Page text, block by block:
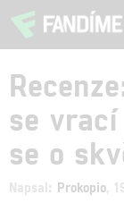
se
se o
Napsal: Prokopio ,